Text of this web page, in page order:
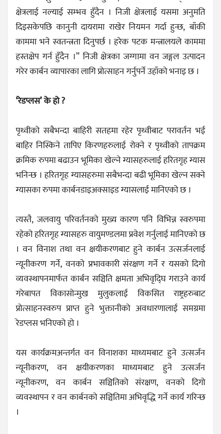
क्षेत्रलाई नल्याई सम्भव हुँदैन । निजी क्षेत्रलाई यसमा अनुमति
दिइसकेपछि कानुनी दायरामा राखेर नियमन गर्दा हुन्छ, बाँकी
काममा भने स्वतन्त्रता दिनुपर्छ । हरेक पटक मन्त्रालयले काममा
हस्तक्षेप गर्न हुँदैन ।” निजी क्षेत्रका जग्गामा वन जङ्गल उत्पादन
गरेर कार्बन व्यापारका लागि प्रोत्साहन गर्नुपर्ने उहाँको भनाइ छ ।
‘रेडप्लस’ के हो ?
पृथ्वीको सबैभन्दा बाहिरी सतहमा रहेर पृथ्वीबाट परावर्तन भई
बाहिर निस्किने तापिए किरणहरुलाई रोक्ने र पृथ्वीको तापक्रम
क्रमिक रुपमा बढाउन भूमिका खेल्ने ग्यासहरुलाई हरितगृह ग्यास
भनिन्छ । हरितगृह ग्यासहरुमा सबैभन्दा बढी भूमिका खेल्न सक्ने
ग्यासका रुपमा कार्बनडाइअक्साइड ग्यासलाई मानिएको छ ।
त्यस्तै, जलवायु परिवर्तनको मुख्य कारण पनि विभिन्न स्वरुपमा
रहेको हरितगृह ग्यासहरु वायुमण्डलमा प्रवेश गर्नुलाई मानिएको छ
। वन विनाश तथा वन क्षयीकरणबाट हुने कार्बन उत्सर्जनलाई
न्यूनीकरण गर्ने, वनको प्रभावकारी संरक्षण गर्ने र यसको दिगो
व्यवस्थापनमार्फत कार्बन सञ्चिति क्षमता अभिवृद्घि गराउने कार्य
गरेबापत विकासोन्मुख मुलुकलाई विकसित राष्ट्रहरुबाट
प्रोत्साहनस्वरुप प्राप्त हुने भुक्तानीको अवधारणालाई समग्रमा
रेडप्लस भनिएको हो ।
यस कार्यक्रमअन्तर्गत वन विनाशका माध्यमबाट हुने उत्सर्जन
न्यूनीकरण, वन क्षयीकरणका माध्यमबाट हुने उत्सर्जन
न्यूनीकरण, वन कार्बन सञ्चितिको संरक्षण, वनको दिगो
व्यवस्थापन र वन कार्बनको सञ्चितिमा अभिवृद्धि गर्ने कार्य गरिन्छ
।